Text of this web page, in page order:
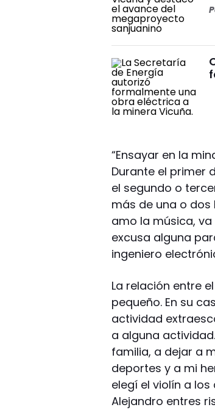
“Ensayar en la
Durante el primer
el segundo o
más de una o
amo la música,
excusa alguna
ingeniero
La relación entre
pequeño. En su
actividad
a alguna
familia, a dejar a
deportes y a mi
elegí el violín a
Alejandro entres